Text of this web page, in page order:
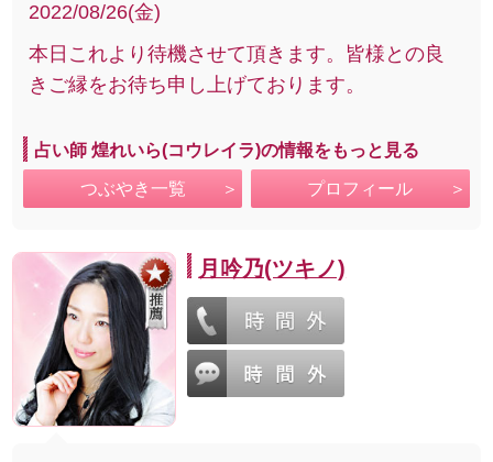
2022/08/26(金)
本日これより待機させて頂きます。皆様との良
きご縁をお待ち申し上げております。
占い師 煌れいら(コウレイラ)の情報をもっと見る
つぶやき一覧 プロフィール
月吟乃(ツキノ)